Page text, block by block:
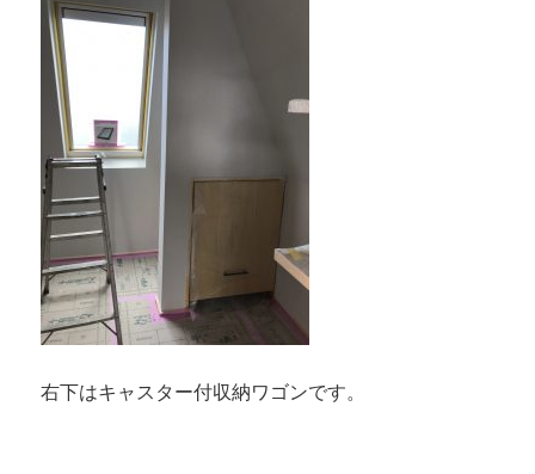
右下はキャスター付収納ワゴンです。